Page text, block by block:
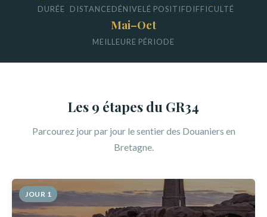
DURÉE DISTANCEDÉNIVELÉ POSITIFDIFFICULTÉ
Mai–Oct
MEILLEURE PÉRIODE
Les 9 étapes du GR34
Parcourez jour par jour le sentier des Douaniers en
Bretagne.
JOUR 1